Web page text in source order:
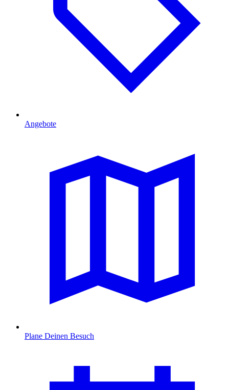
Angebote
Plane Deinen Besuch